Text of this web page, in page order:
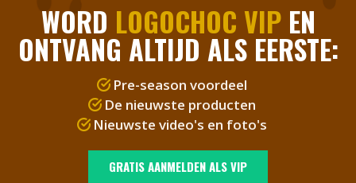
WORD LOGOCHOC VIPEN
ONTVANG ALTIJD ALS EERSTE:
Pre-season voordeel
De nieuwste producten
Nieuwste video's en foto's
GRATIS AANMELDEN ALS VIP